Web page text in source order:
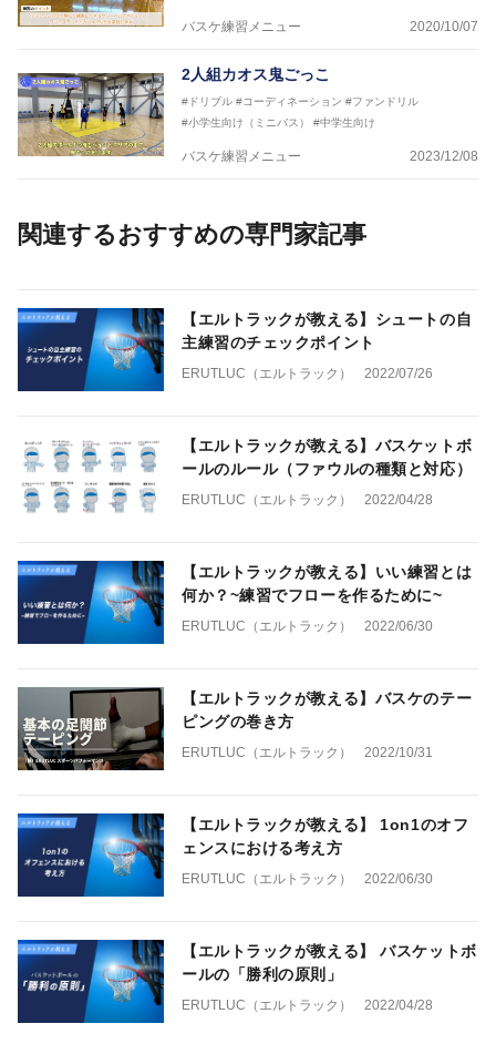
バスケ練習メニュー 2020/10/07
2人組カオス鬼ごっこ
#ドリブル #コーディネーション #ファンドリル
#小学生向け（ミニバス）
#中学生向け
バスケ練習メニュー 2023/12/08
関連するおすすめの専門家記事
【エルトラックが教える】シュートの自
主練習のチェックポイント
ERUTLUC（エルトラック） 2022/07/26
【エルトラックが教える】バスケットボ
ールのルール（ファウルの種類と対応）
ERUTLUC（エルトラック） 2022/04/28
【エルトラックが教える】いい練習とは
何か？~練習でフローを作るために~
ERUTLUC（エルトラック） 2022/06/30
【エルトラックが教える】バスケのテー
ピングの巻き方
ERUTLUC（エルトラック） 2022/10/31
【エルトラックが教える】 1on1のオフ
ェンスにおける考え方
ERUTLUC（エルトラック） 2022/06/30
【エルトラックが教える】 バスケットボ
ールの「勝利の原則」
ERUTLUC（エルトラック） 2022/04/28